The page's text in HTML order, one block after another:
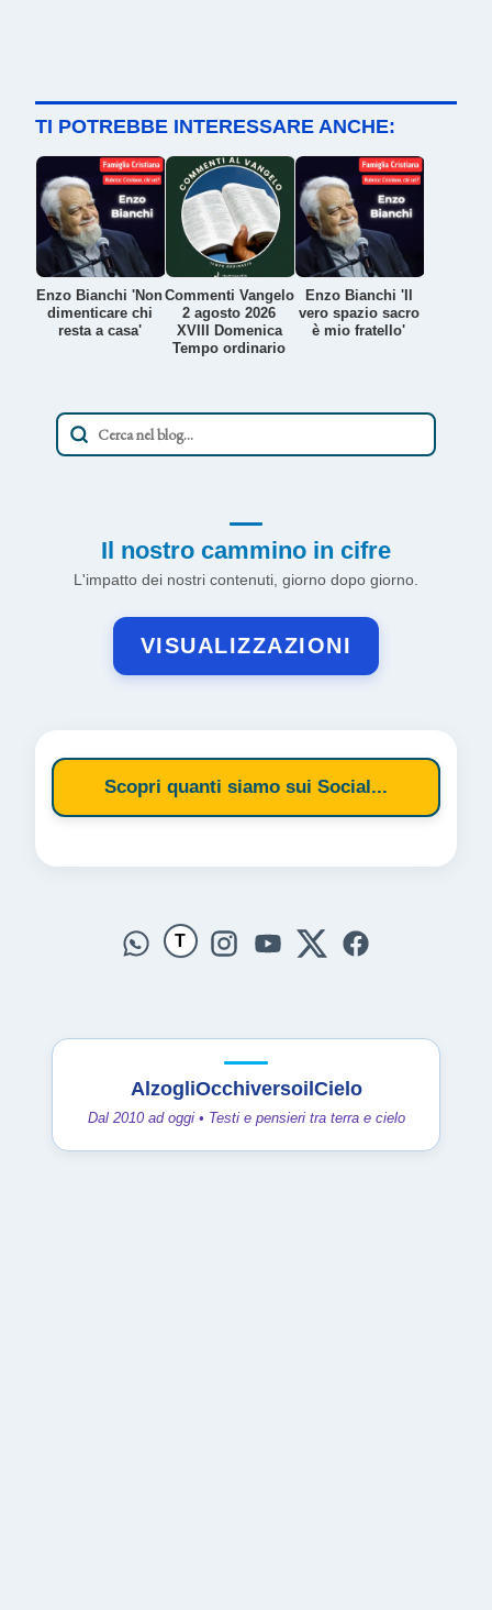
TI POTREBBE INTERESSARE ANCHE:
Enzo Bianchi 'Non
dimenticare chi
resta a casa'
Commenti Vangelo
2 agosto 2026
XVIII Domenica
Tempo ordinario
Enzo Bianchi 'Il
vero spazio sacro
è mio fratello'
Il nostro cammino in cifre
L'impatto dei nostri contenuti, giorno dopo giorno.
VISUALIZZAZIONI
Scopri quanti siamo sui Social...
T
AlzogliOcchiversoilCielo
Dal 2010 ad oggi • Testi e pensieri tra terra e cielo